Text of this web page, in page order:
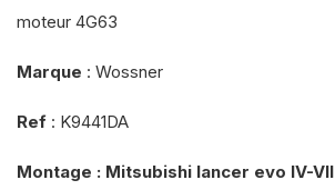
moteur 4G63
Marque : Wossner
Ref : K9441DA
Montage : Mitsubishi lancer evo IV-VII